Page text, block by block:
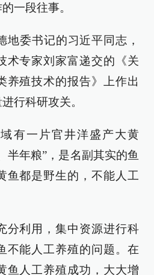
一段往事。
地委书记的习近平同志，
术专家刘家富递交的《关
养殖技术的报告》上作出
行科研攻关。
有一片官井洋盛产大黄
半年粮”，是名副其实的鱼
鱼都是野生的，不能人工
分利用，集中资源进行科
不能人工养殖的问题。在
鱼人工养殖成功，大大增